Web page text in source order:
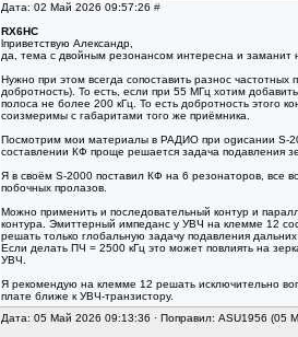
Дата: 02 Май 2026 09:57:26 #
RX6HC
lприветствую Александр,
да, тема с двойным резонансом интересна и заманит
Нужно при этом всегда сопоставить разнос
добротность). То есть, если при 55 МГц хотим
полоса не более 200 кГц. То есть добротность этого
соизмеримы с габаритами того же приёмника.
Посмотрим мои материалы в РАДИО при оgисании S-
составлении КФ проще решается задача подавления
Я в своём S-2000 поставил КФ на 6 резонаторов, все
побочных пролазов.
Можно применить и последовательный контур и
контура. Эмиттерный импеданс у УВЧ на клемме 12
решать только глобальную задачу подавления
Если делать ПЧ = 2500 кГц это может повлиять на
УВЧ.
Я рекомендую на клемме 12 решать исключительно
плате ближе к УВЧ-транзистору.
Дата: 05 Май 2026 09:13:36 · Поправил: ASU1956 (05